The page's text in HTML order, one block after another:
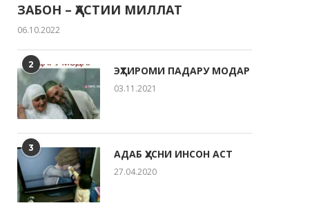
ЗАБОН – ҲАСТИИ МИЛЛАТ
06.10.2022
2 ЭҲТИРОМИ ПАДАРУ МОДАР
03.11.2021
3 АДАБ ҲУСНИ ИНСОН АСТ
27.04.2020